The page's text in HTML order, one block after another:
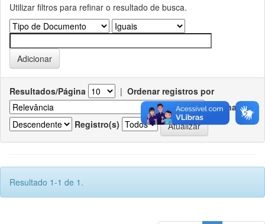
Utilizar filtros para refinar o resultado de busca.
Resultados/Página | Ordenar registros por
Ordenar
Registro(s)
Resultado 1-1 de 1.